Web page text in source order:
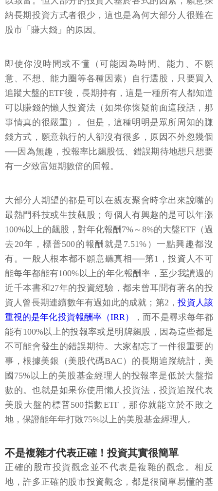
納長期投資方式者很少，這也是為何大部分人很難在
股市「賺大錢」的原因。
即使你沒時間或不懂（可能因為時間、能力、不願
意、不想、能力圈等各種因素）自行選股，只要買入
追蹤大盤的ETF後，長期持有，這是一種所有人都知道
可以賺錢的懶人投資法（如果你懷疑前面這段話，那
事情真的很嚴重）。但是，這種明明是眾所周知的賺
錢方式，願意執行的人卻沒有很多，原因不外忽幾個
──因為無趣，投報率比飆股低、錯誤期待地想只想要
有一夕致富短期數倍的回報。
大部分人期望的都是可以在親友聚會時拿出來說嘴的
最熱門科技或生技飆股；每個人有興趣的是可以年漲
100%以上的飆股，對年化報酬7%～8%的大盤ETF（過
去20年，標普500的報酬就是7.51%）一點興趣都沒
有。一般人根本都不願意聽真相──第1，投資人不可
能每年都能有100%以上的年化報酬率，至少我讀過的
近千本書和27年的投資經驗，都未曾耳聞有著名的投
資人曾長期連續數年有過如此的成就；第2，投資人該
重視的是年化投資報酬率（IRR）
，而不是尋求每年都
能有100%以上的投報率或是明牌飆股，因為這些都是
不可能會發生的錯誤期待。大家都忘了一件很重要的
事，根據美銀（美股代碼BAC）的長期追蹤統計，美
國75%以上的美股基金經理人的投報率是低於大盤指
數的。也就是如果你使用懶人投資法，投資追蹤代表
美股大盤的標普500指數ETF，那你就能立於不敗之
地，保證能年年打敗75%以上的美股基金經理人。
不是複雜才代表正確！投資其實很簡單
正確的股市投資觀念並不代表是複雜的觀念。相反
地，許多正確的股市投資觀念，都是很簡單易懂的基